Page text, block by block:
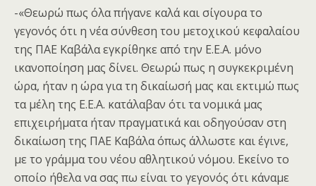
-«Θεωρώ πως όλα πήγανε καλά και σίγουρα το
γεγονός ότι η νέα σύνθεση του μετοχικού κεφαλαίου
της ΠΑΕ Καβάλα εγκρίθηκε από την Ε.Ε.Α. μόνο
ικανοποίηση μας δίνει. Θεωρώ πως η συγκεκριμένη
ώρα, ήταν η ώρα για τη δικαίωσή μας και εκτιμώ πως
τα μέλη της Ε.Ε.Α. κατάλαβαν ότι τα νομικά μας
επιχειρήματα ήταν πραγματικά και οδηγούσαν στη
δικαίωση της ΠΑΕ Καβάλα όπως άλλωστε και έγινε,
με το γράμμα του νέου αθλητικού νόμου. Εκείνο το
οποίο ήθελα να σας πω είναι το γεγονός ότι κάναμε